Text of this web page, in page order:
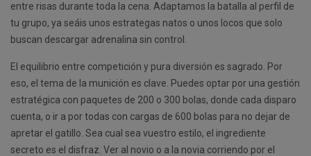
entre risas durante toda la cena. Adaptamos la batalla al perfil de
tu grupo, ya seáis unos estrategas natos o unos locos que solo
buscan descargar adrenalina sin control.
El equilibrio entre competición y pura diversión es sagrado. Por
eso, el tema de la munición es clave. Puedes optar por una gestión
estratégica con paquetes de 200 o 300 bolas, donde cada disparo
cuenta, o ir a por todas con cargas de 600 bolas para no dejar de
apretar el gatillo. Sea cual sea vuestro estilo, el ingrediente
secreto es el disfraz. Ver al novio o a la novia corriendo por el